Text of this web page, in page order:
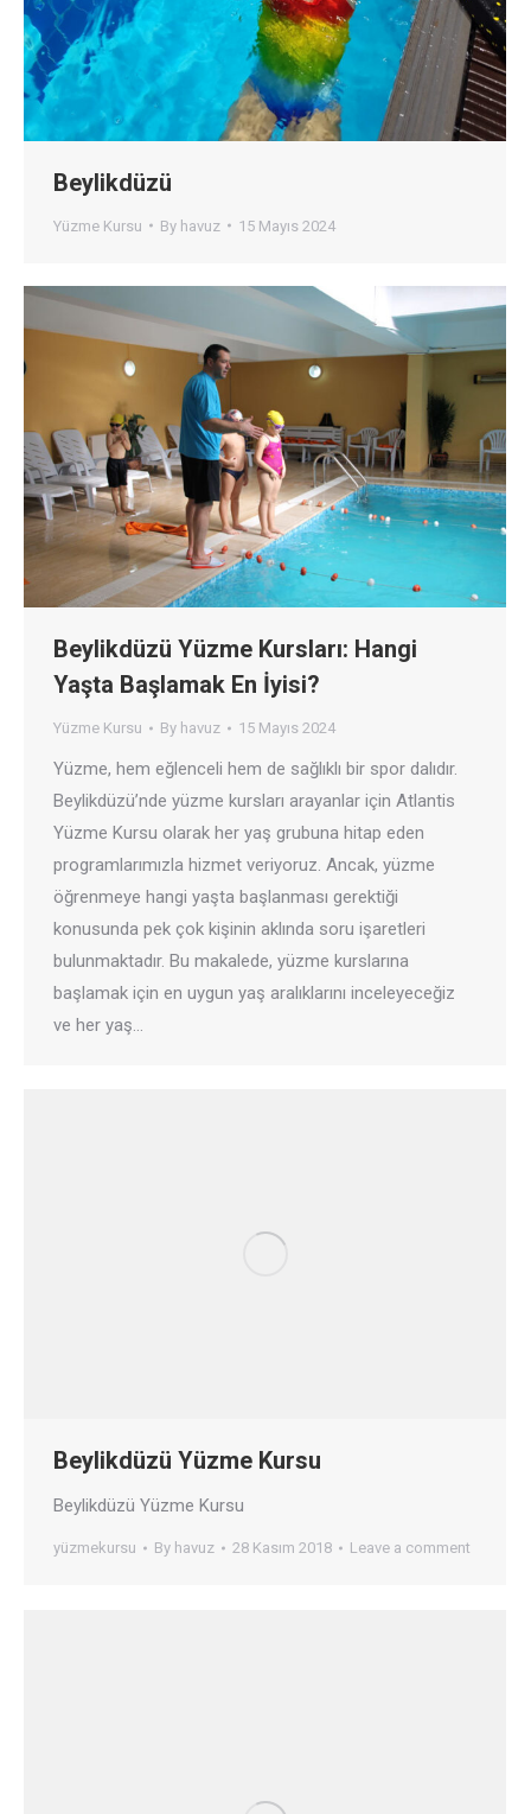
Beylikdüzü
Yüzme Kursu By havuz 15 Mayıs 2024
Beylikdüzü Yüzme Kursları: Hangi
Yaşta Başlamak En İyisi?
Yüzme Kursu By havuz 15 Mayıs 2024
Yüzme, hem eğlenceli hem de sağlıklı bir spor dalıdır.
Beylikdüzü’nde yüzme kursları arayanlar için Atlantis
Yüzme Kursu olarak her yaş grubuna hitap eden
programlarımızla hizmet veriyoruz. Ancak, yüzme
öğrenmeye hangi yaşta başlanması gerektiği
konusunda pek çok kişinin aklında soru işaretleri
bulunmaktadır. Bu makalede, yüzme kurslarına
başlamak için en uygun yaş aralıklarını inceleyeceğiz
ve her yaş…
Beylikdüzü Yüzme Kursu
Beylikdüzü Yüzme Kursu
yüzmekursu By havuz 28 Kasım 2018 Leave a comment